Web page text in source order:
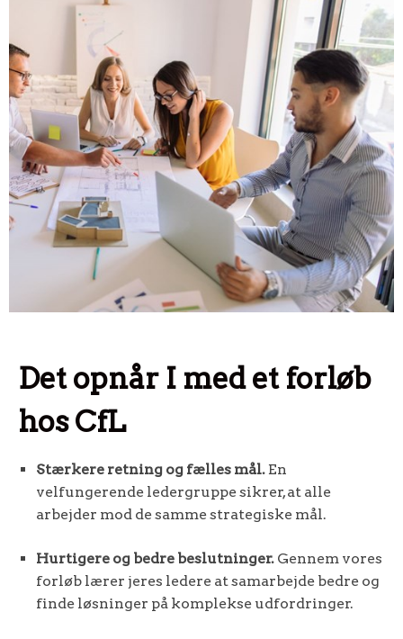
Det opnår I med et forløb
hos CfL
Stærkere retning og fælles mål. En
velfungerende ledergruppe sikrer, at alle
arbejder mod de samme strategiske mål.
Hurtigere og bedre beslutninger. Gennem vores
forløb lærer jeres ledere at samarbejde bedre og
finde løsninger på komplekse udfordringer.